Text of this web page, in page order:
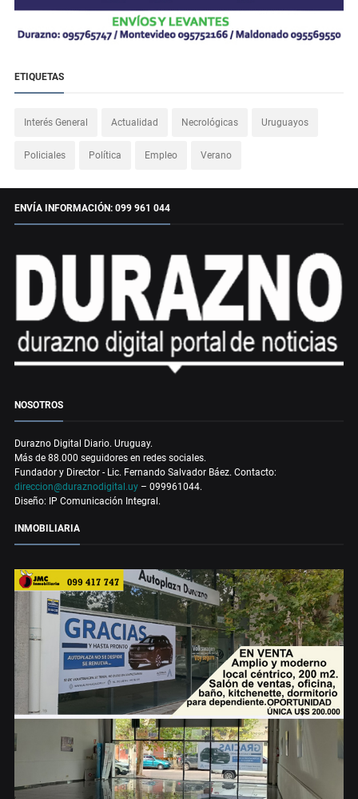
ETIQUETAS
Interés General Actualidad Necrológicas Uruguayos
Policiales Política Empleo Verano
ENVÍA INFORMACIÓN: 099 961 044
NOSOTROS
Durazno Digital Diario. Uruguay.
Más de 88.000 seguidores en redes sociales.
Fundador y Director - Lic. Fernando Salvador Báez. Contacto:
direccion@duraznodigital.uy – 099961044.
Diseño: IP Comunicación Integral.
INMOBILIARIA